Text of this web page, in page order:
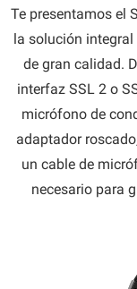
Te presentamos el
la solución
de gran calidad.
interfaz SSL 2 o
micrófono de
adaptador
un cable de
necesario para